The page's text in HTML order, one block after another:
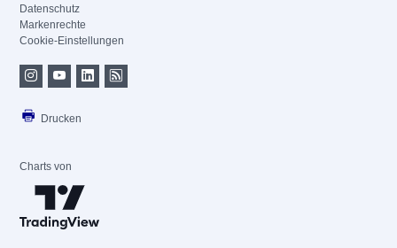
Datenschutz
Markenrechte
Cookie-Einstellungen
Drucken
Charts von